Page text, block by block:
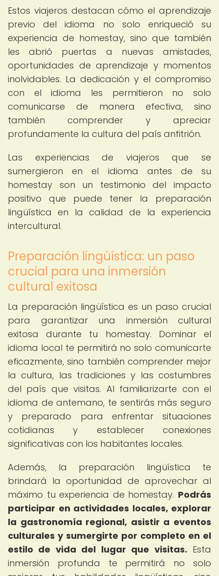
Estos viajeros destacan cómo el aprendizaje
previo del idioma no solo enriqueció su
experiencia de homestay, sino que también
les abrió puertas a nuevas amistades,
oportunidades de aprendizaje y momentos
inolvidables. La dedicación y el compromiso
con el idioma les permitieron no solo
comunicarse de manera efectiva, sino
también comprender y apreciar
profundamente la cultura del país anfitrión.
Las experiencias de viajeros que se
sumergieron en el idioma antes de su
homestay son un testimonio del impacto
positivo que puede tener la preparación
lingüística en la calidad de la experiencia
intercultural.
Preparación lingüística: un paso
crucial para una inmersión
cultural exitosa
La preparación lingüística es un paso crucial
para garantizar una inmersión cultural
exitosa durante tu homestay. Dominar el
idioma local te permitirá no solo comunicarte
eficazmente, sino también comprender mejor
la cultura, las tradiciones y las costumbres
del país que visitas. Al familiarizarte con el
idioma de antemano, te sentirás más seguro
y preparado para enfrentar situaciones
cotidianas y establecer conexiones
significativas con los habitantes locales.
Además, la preparación lingüística te
brindará la oportunidad de aprovechar al
máximo tu experiencia de homestay. Podrás
participar en actividades locales, explorar
la gastronomía regional, asistir a eventos
culturales y sumergirte por completo en el
estilo de vida del lugar que visitas. Esta
inmersión profunda te permitirá no solo